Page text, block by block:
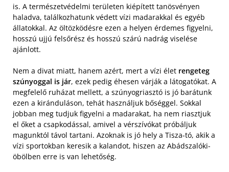
is. A természetvédelmi területen kiépített tanösvényen
haladva, találkozhatunk védett vízi madarakkal és egyéb
állatokkal. Az öltözködésre ezen a helyen érdemes figyelni,
hosszú ujjú felsőrész és hosszú szárú nadrág viselése
ajánlott.
Nem a divat miatt, hanem azért, mert a vízi élet rengeteg
szúnyoggal is jár, ezek pedig éhesen várják a látogatókat. A
megfelelő ruházat mellett, a szúnyogriasztó is jó barátunk
ezen a kiránduláson, tehát használjuk bőséggel. Sokkal
jobban meg tudjuk figyelni a madarakat, ha nem riasztjuk
el őket a csapkodással, amivel a vérszívókat próbáljuk
magunktól távol tartani. Azoknak is jó hely a Tisza-tó, akik a
vízi sportokban keresik a kalandot, hiszen az Abádszalóki-
öbölben erre is van lehetőség.